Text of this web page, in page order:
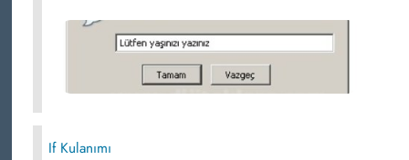
If Kulanımı